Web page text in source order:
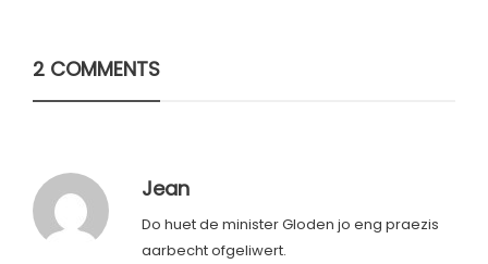
2 COMMENTS
Jean
Do huet de minister Gloden jo eng praezis
aarbecht ofgeliwert.